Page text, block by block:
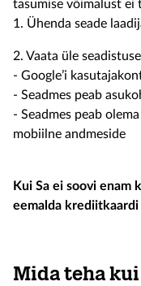
tasumise võimalust ei
1. Ühenda seade
2. Vaata üle
- Google’i
- Seadmes peab
- Seadmes peab
mobiilne andmeside
Kui Sa ei soovi enam
eemalda krediitkaardi
Mida teha